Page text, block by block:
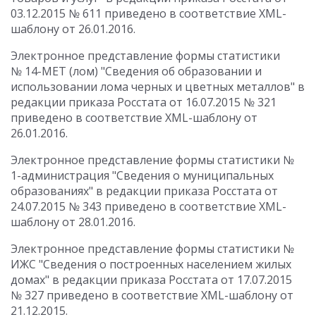
03.12.2015 № 611 приведено в соответствие XML-
шаблону от 26.01.2016.
Электронное представление формы статистики
№ 14-МЕТ (лом) "Сведения об образовании и
использовании лома черных и цветных металлов" в
редакции приказа Росстата от 16.07.2015 № 321
приведено в соответствие XML-шаблону от
26.01.2016.
Электронное представление формы статистики №
1-администрация "Сведения о муниципальных
образованиях" в редакции приказа Росстата от
24.07.2015 № 343 приведено в соответствие XML-
шаблону от 28.01.2016.
Электронное представление формы статистики №
ИЖС "Сведения о построенных населением жилых
домах" в редакции приказа Росстата от 17.07.2015
№ 327 приведено в соответствие XML-шаблону от
21.12.2015.